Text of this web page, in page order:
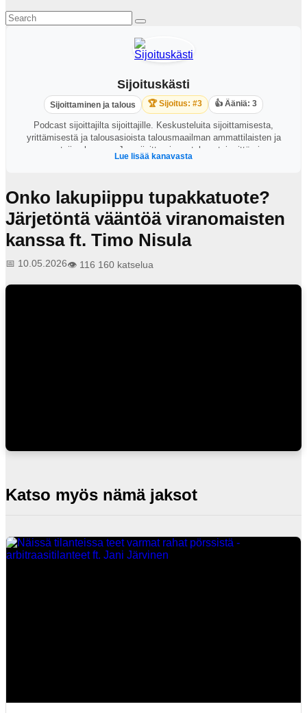
Sijoituskästi
Sijoittaminen ja talous 🏆 Sijoitus: #3 👍 Ääniä: 3
Podcast sijoittajilta sijoittajille. Keskusteluita sijoittamisesta,
yrittämisestä ja talousasioista talousmaailman ammattilaisten ja
menestyjien kanssa. Jos sijoittaminen, talous tai yrittäminen
kiinnostaa, on tämä kanava juuri sinulle. Löydät lisää timanttista
Lue lisää kanavasta
Onko lakupiippu tupakkatuote?
Järjetöntä vääntöä viranomaisten
kanssa ft. Timo Nisula
📅 10.05.2026👁️ 116 160 katselua
Katso myös nämä jaksot